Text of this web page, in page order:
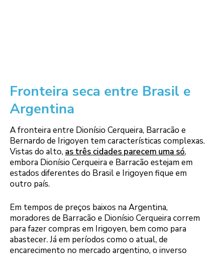
Fronteira seca entre Brasil e
Argentina
A fronteira entre Dionísio Cerqueira, Barracão e
Bernardo de Irigoyen tem características complexas.
Vistas do alto, as três cidades parecem uma só,
embora Dionísio Cerqueira e Barracão estejam em
estados diferentes do Brasil e Irigoyen fique em
outro país.
Em tempos de preços baixos na Argentina,
moradores de Barracão e Dionísio Cerqueira correm
para fazer compras em Irigoyen, bem como para
abastecer. Já em períodos como o atual, de
encarecimento no mercado argentino, o inverso